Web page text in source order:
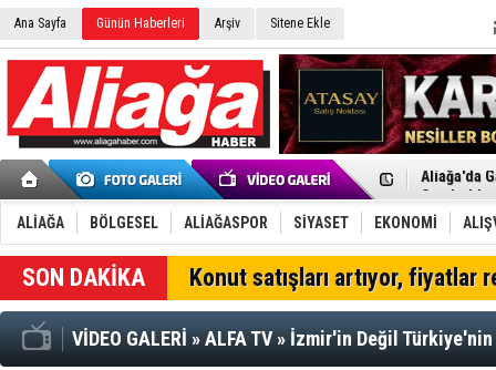
Ana Sayfa Günün Haberleri Arşiv Sitene Ekle
Menemen
Furkan
Chp
AK Parti
SOCAR
Trafiği
Alto,
ALİAĞA BÖLGESEL ALİAĞASPOR SİYASET EKONOMİ
SON DAKİKA Konut satışları artıyor, fiyatlar
VİDEO GALERİ »ALFA TV» İzmir'in Değil Türkiye'nin